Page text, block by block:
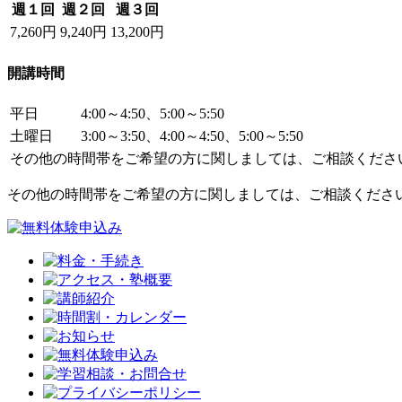
週１回 週２回
週３回
7,260円 9,240円 13,200円
開講時間
平日
4:00～4:50、5:00～5:50
土曜日
3:00～3:50、4:00～4:50、5:00～5:50
その他の時間帯をご希望の方に関しましては、ご相談くださ
その他の時間帯をご希望の方に関しましては、ご相談くださ